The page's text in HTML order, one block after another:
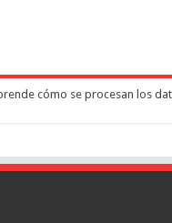
cómo se procesan los